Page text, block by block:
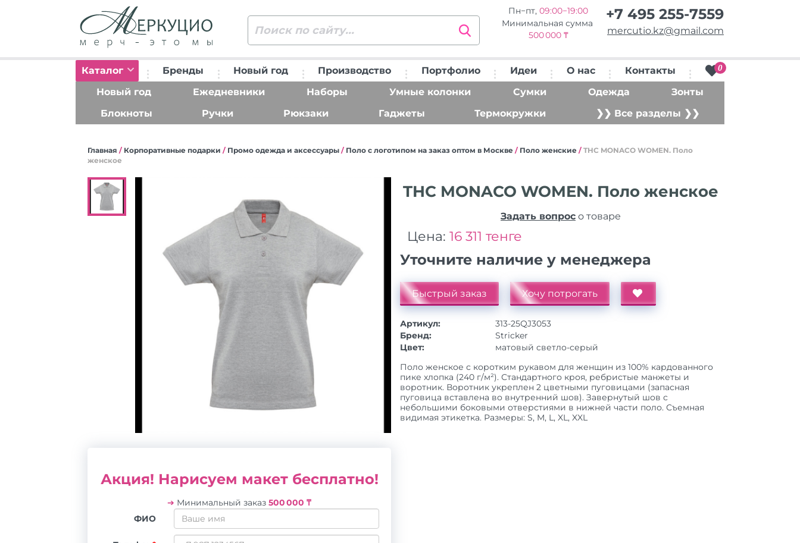
Пн−пт, 09:00−19:00
Минимальная сумма
500 000 ₸
+7 495 255-7559
mercutio.kz@gmail.com
Каталог Бренды Новый год Производство Портфолио Идеи О нас Контакты 0
Новый год Ежедневники Наборы Умные колонки Сумки Одежда
Зонты
Блокноты
Ручки Рюкзаки Гаджеты Термокружки ❯❯ Все разделы ❯❯
Главная / Корпоративные подарки / Промо одежда и аксессуары / Поло с логотипом на заказ оптом в Москве / Поло женские / THC MONACO WOMEN. Поло
женское
Акция! Нарисуем макет бесплатно!
➔ Минимальный заказ 500 000 ₸
ФИО
THC MONACO WOMEN. Поло женское
Задать вопрос о товаре
Цена: 16 311 тенге
Уточните наличие у менеджера
Быстрый заказ Хочу потрогать
Артикул:
313-25QJ3053
Бренд:
Stricker
Цвет:
матовый cветло-серый
Поло женское с коротким рукавом для женщин из 100% кардованного
пике хлопка (240 г/м²). Стандартного кроя, ребристые манжеты и
воротник. Воротник укреплен 2 цветными пуговицами (запасная
пуговица вставлена во внутренний шов). Завернутый шов с
небольшими боковыми отверстиями в нижней части поло. Съемная
видимая этикетка. Размеры: S, M, L, XL, XXL